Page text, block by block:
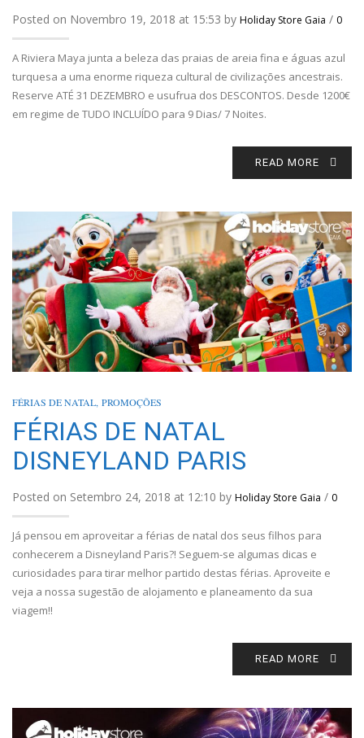
Posted on Novembro 19, 2018 at 15:53 by Holiday Store Gaia / 0
A Riviera Maya junta a beleza das praias de areia fina e águas azul
turquesa a uma enorme riqueza cultural de civilizações ancestrais.
Reserve ATÉ 31 DEZEMBRO e usufrua dos DESCONTOS. Desde 1200€
em regime de TUDO INCLUÍDO para 9 Dias/ 7 Noites.
READ MORE
FÉRIAS DE NATAL, PROMOÇÕES
FÉRIAS DE NATAL
DISNEYLAND PARIS
Posted on Setembro 24, 2018 at 12:10 by Holiday Store Gaia / 0
Já pensou em aproveitar a férias de natal dos seus filhos para
conhecerem a Disneyland Paris?! Seguem-se algumas dicas e
curiosidades para tirar melhor partido destas férias. Aproveite e
veja a nossa sugestão de alojamento e planeamento da sua
viagem!!
READ MORE